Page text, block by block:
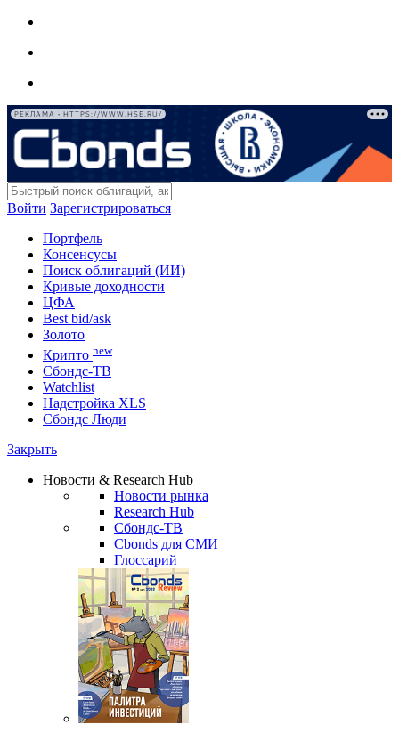
РЕКЛАМА • HTTPS://WWW.HSE.RU/
Войти Зарегистрироваться
Портфель
Консенсусы
Поиск облигаций (ИИ)
Кривые доходности
ЦФА
Best bid/ask
Золото
Крипто new
Сбондс-ТВ
Watchlist
Надстройка XLS
Сбондс Люди
Закрыть
Новости & Research Hub
Новости рынка
Research Hub
Сбондс-ТВ
Cbonds для СМИ
Глоссарий